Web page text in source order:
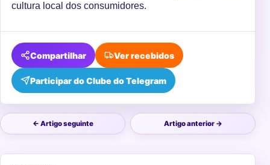
cultura local dos consumidores.
Compartilhar
Participar do Clube do Telegram
Ver recebidos
← Artigo seguinte Artigo anterior →